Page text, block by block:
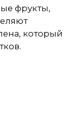
фрукты,
который